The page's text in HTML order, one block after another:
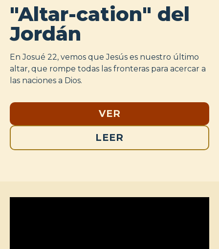
"Altar-cation" del
Jordán
En Josué 22, vemos que Jesús es nuestro último
altar, que rompe todas las fronteras para acercar a
las naciones a Dios.
VER
LEER